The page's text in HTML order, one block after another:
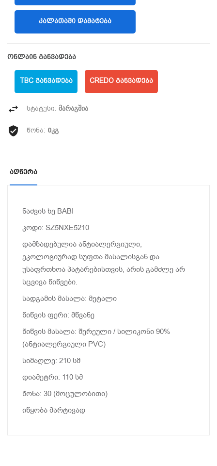
ᲙᲐᲚᲐᲗᲐᲨᲘ ᲓᲐᲛᲐᲢᲔᲑᲐ
ონლაინ განვადება
TBC ᲒᲐᲜᲕᲐᲓᲔᲑᲐ CREDO ᲒᲐᲜᲕᲐᲓᲔᲑᲐ
სტატუსი: მარაგშია
წონა: 0კგ
Აღწერა
ნაძვის ხე BABI
კოდი: SZ5NXE5210
დამზადებულია ანტიალერგიული,
ეკოლოგიურად სუფთა მასალისგან და
უსაფრთხოა პატარებისთვის, არის გამძლე არ
სცვივა წიწვები.
სადგამის მასალა: მეტალი
წიწვის ფერი: მწვანე
წიწვის მასალა: შერეული / სილიკონი 90%
(ანტიალერგიული PVC)
სიმაღლე: 210 სმ
დიამეტრი: 110 სმ
წონა: 30 (მოცულობითი)
იწყობა მარტივად